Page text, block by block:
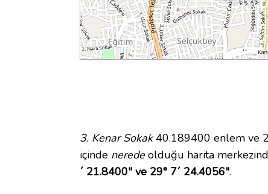
3. Kenar Sokak40.189400 enlem ve
içinde neredeolduğu harita
´ 21.8400" ve 29° 7´ 24.4056".